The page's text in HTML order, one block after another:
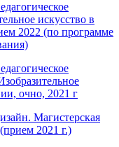
искусство в
2022 (по программе
очно, 2021 г
Магистерская
2021 г.)